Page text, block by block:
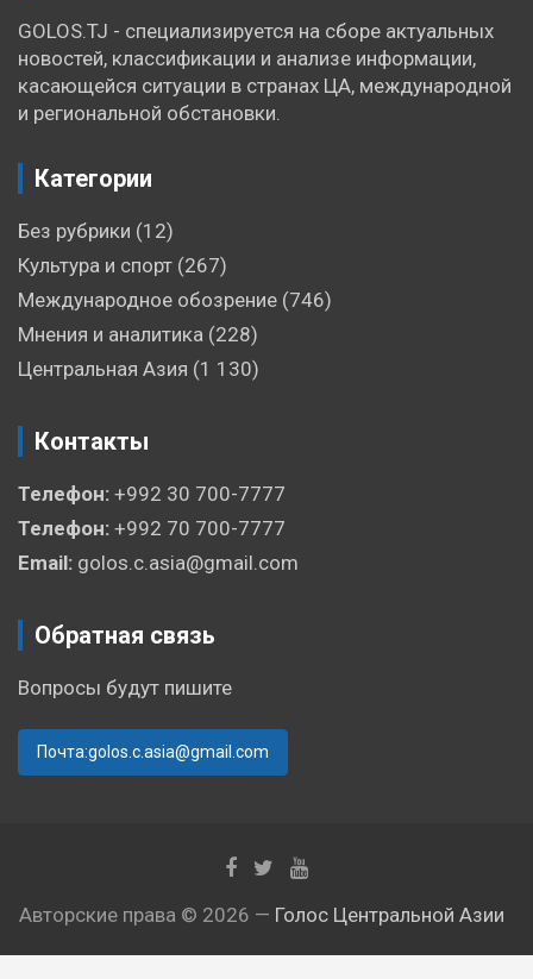
GOLOS.TJ - специализируется на сборе актуальных
новостей, классификации и анализе информации,
касающейся ситуации в странах ЦА, международной
и региональной обстановки.
Категории
Без рубрики (12)
Культура и спорт (267)
Международное обозрение (746)
Мнения и аналитика (228)
Центральная Азия (1 130)
Контакты
Телефон: +992 30 700-7777
Телефон: +992 70 700-7777
Email: golos.c.asia@gmail.com
Обратная связь
Вопросы будут пишите
Почта:golos.c.asia@gmail.com
Авторские права © 2026 — Голос Центральной Азии